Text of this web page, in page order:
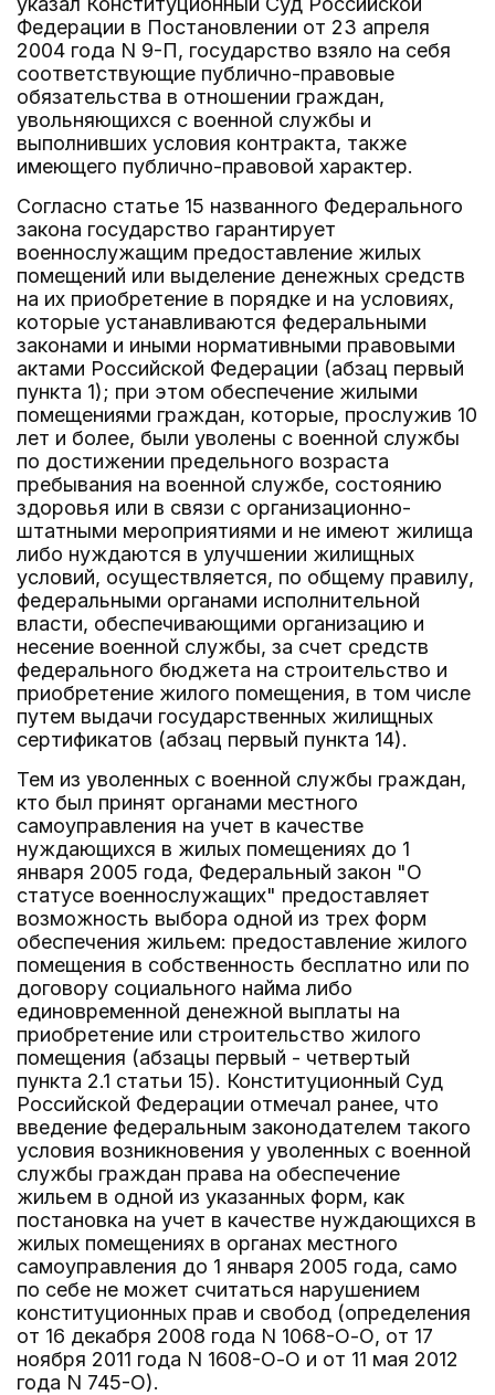
Федерации в Постановлении от 23 апреля
2004 года N 9-П, государство взяло на себя
соответствующие публично-правовые
обязательства в отношении граждан,
увольняющихся с военной службы и
выполнивших условия контракта, также
имеющего публично-правовой характер.
Согласно статье 15 названного Федерального
закона государство гарантирует
военнослужащим предоставление жилых
помещений или выделение денежных средств
на их приобретение в порядке и на условиях,
которые устанавливаются федеральными
законами и иными нормативными правовыми
актами Российской Федерации (абзац первый
пункта 1); при этом обеспечение жилыми
помещениями граждан, которые, прослужив 10
лет и более, были уволены с военной службы
по достижении предельного возраста
пребывания на военной службе, состоянию
здоровья или в связи с организационно-
штатными мероприятиями и не имеют жилища
либо нуждаются в улучшении жилищных
условий, осуществляется, по общему правилу,
федеральными органами исполнительной
власти, обеспечивающими организацию и
несение военной службы, за счет средств
федерального бюджета на строительство и
приобретение жилого помещения, в том числе
путем выдачи государственных жилищных
сертификатов (абзац первый пункта 14).
Тем из уволенных с военной службы граждан,
кто был принят органами местного
самоуправления на учет в качестве
нуждающихся в жилых помещениях до 1
января 2005 года, Федеральный закон "О
статусе военнослужащих" предоставляет
возможность выбора одной из трех форм
обеспечения жильем: предоставление жилого
помещения в собственность бесплатно или по
договору социального найма либо
единовременной денежной выплаты на
приобретение или строительство жилого
помещения (абзацы первый - четвертый
пункта 2.1 статьи 15). Конституционный Суд
Российской Федерации отмечал ранее, что
введение федеральным законодателем такого
условия возникновения у уволенных с военной
службы граждан права на обеспечение
жильем в одной из указанных форм, как
постановка на учет в качестве нуждающихся в
жилых помещениях в органах местного
самоуправления до 1 января 2005 года, само
по себе не может считаться нарушением
конституционных прав и свобод (определения
от 16 декабря 2008 года N 1068-О-О, от 17
ноября 2011 года N 1608-О-О и от 11 мая 2012
года N 745-О).